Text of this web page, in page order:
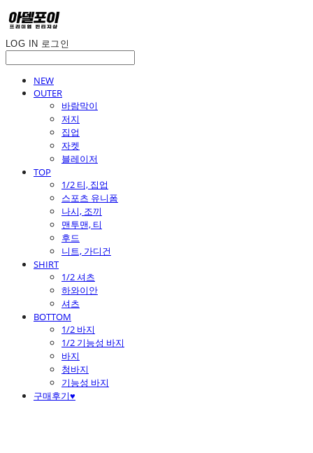
LOG IN 로그인
NEW
OUTER
바람막이
저지
집업
자켓
블레이저
TOP
1/2 티, 집업
스포츠 유니폼
나시, 조끼
맨투맨, 티
후드
니트, 가디건
SHIRT
1/2 셔츠
하와이안
셔츠
BOTTOM
1/2 바지
1/2 기능성 바지
바지
청바지
기능성 바지
구매후기♥